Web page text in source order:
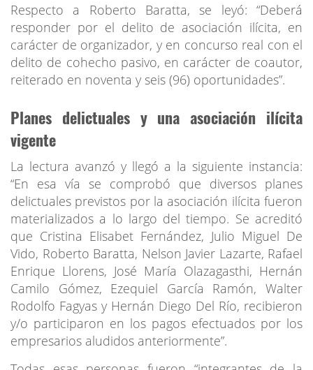
Respecto a Roberto Baratta, se leyó: “Deberá
responder por el delito de asociación ilícita, en
carácter de organizador, y en concurso real con el
delito de cohecho pasivo, en carácter de coautor,
reiterado en noventa y seis (96) oportunidades”.
Planes delictuales y una asociación ilícita
vigente
La lectura avanzó y llegó a la siguiente instancia:
“En esa vía se comprobó que diversos planes
delictuales previstos por la asociación ilícita fueron
materializados a lo largo del tiempo. Se acreditó
que Cristina Elisabet Fernández, Julio Miguel De
Vido, Roberto Baratta, Nelson Javier Lazarte, Rafael
Enrique Llorens, José María Olazagasthi, Hernán
Camilo Gómez, Ezequiel García Ramón, Walter
Rodolfo Fagyas y Hernán Diego Del Río, recibieron
y/o participaron en los pagos efectuados por los
empresarios aludidos anteriormente”.